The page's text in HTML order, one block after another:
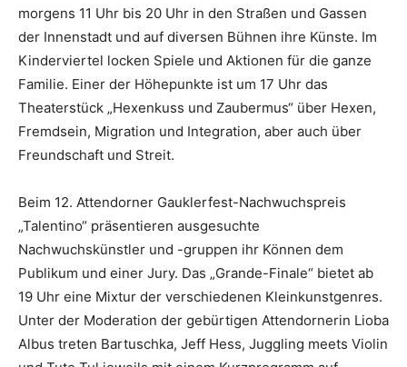
morgens 11 Uhr bis 20 Uhr in den Straßen und Gassen
der Innenstadt und auf diversen Bühnen ihre Künste. Im
Kinderviertel locken Spiele und Aktionen für die ganze
Familie. Einer der Höhepunkte ist um 17 Uhr das
Theaterstück „Hexenkuss und Zaubermus“ über Hexen,
Fremdsein, Migration und Integration, aber auch über
Freundschaft und Streit.
Beim 12. Attendorner Gauklerfest-Nachwuchspreis
„Talentino“ präsentieren ausgesuchte
Nachwuchskünstler und -gruppen ihr Können dem
Publikum und einer Jury. Das „Grande-Finale“ bietet ab
19 Uhr eine Mixtur der verschiedenen Kleinkunstgenres.
Unter der Moderation der gebürtigen Attendornerin Lioba
Albus treten Bartuschka, Jeff Hess, Juggling meets Violin